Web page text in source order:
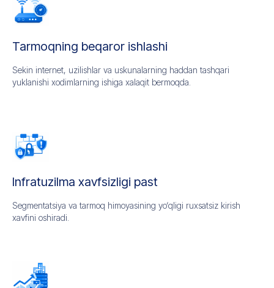
Tarmoqning beqaror ishlashi
Sekin internet, uzilishlar va uskunalarning haddan tashqari
yuklanishi xodimlarning ishiga xalaqit bermoqda.
Infratuzilma xavfsizligi past
Segmentatsiya va tarmoq himoyasining yo‘qligi ruxsatsiz kirish
xavfini oshiradi.